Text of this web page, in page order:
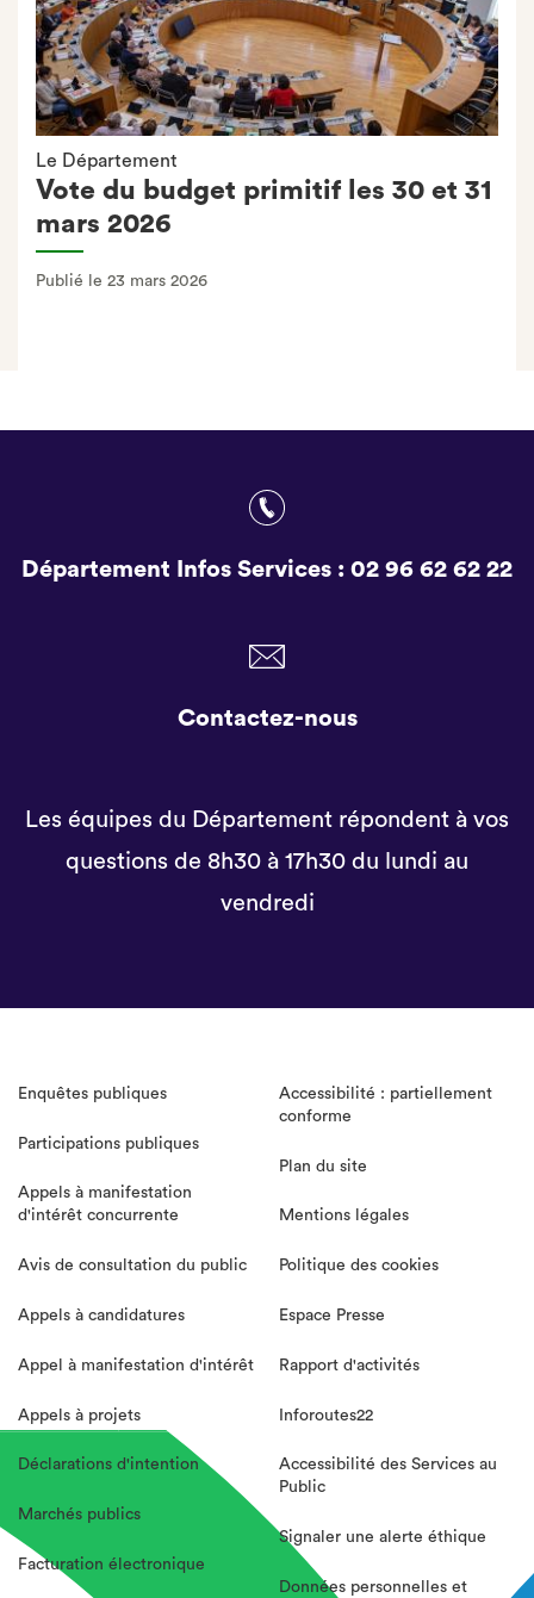
Le Département
Vote du budget primitif les 30 et 31
mars 2026
Publié le 23 mars 2026
Département Infos Services : 02 96 62 62 22
Contactez-nous
Les équipes du Département répondent à vos
questions de 8h30 à 17h30 du lundi au
vendredi
Enquêtes publiques
Participations publiques
Appels à manifestation
d'intérêt concurrente
Avis de consultation du public
Appels à candidatures
Appel à manifestation d'intérêt
Appels à projets
Déclarations d'intention
Marchés publics
Facturation électronique
Accessibilité : partiellement
conforme
Plan du site
Mentions légales
Politique des cookies
Espace Presse
Rapport d'activités
Inforoutes22
Accessibilité des Services au
Public
Signaler une alerte éthique
Données personnelles et